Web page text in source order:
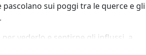
sui poggi tra le querce e gli
vederlo e sentirne gli influssi, a
baciata dal sole che sorge dietro al